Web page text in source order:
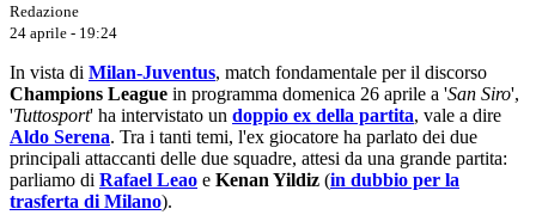
Redazione
24 aprile - 19:24
In vista di Milan-Juventus, match fondamentale per il discorso
Champions League in programma domenica 26 aprile a 'San Siro',
'Tuttosport' ha intervistato un doppio ex della partita, vale a dire
Aldo Serena. Tra i tanti temi, l'ex giocatore ha parlato dei due
principali attaccanti delle due squadre, attesi da una grande partita:
parliamo di Rafael Leao e Kenan Yildiz (in dubbio per la
trasferta di Milano).